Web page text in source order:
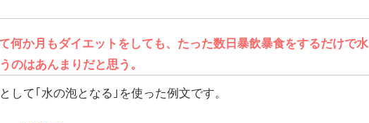
何か月もダイエットをしても、たった数日暴飲暴食をするだけで水
のはあんまりだと思う。
して｢水の泡となる｣を使った例文です。